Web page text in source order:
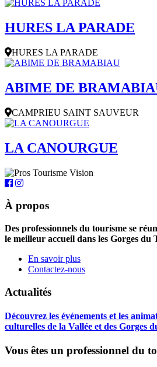
HURES LA PARADE
HURES LA PARADE
ABIME DE
CAMPRIEU SAINT SAUVEUR
LA CANOURGUE
À propos
Des professionnels du tourisme se
le meilleur accueil dans les Gorges du
En savoir plus
Contactez-nous
Actualités
Découvrez les événements et les
culturelles de la Vallée et des Gorges
Vous êtes un professionnel du